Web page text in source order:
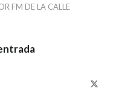
FM DE LA CALLE